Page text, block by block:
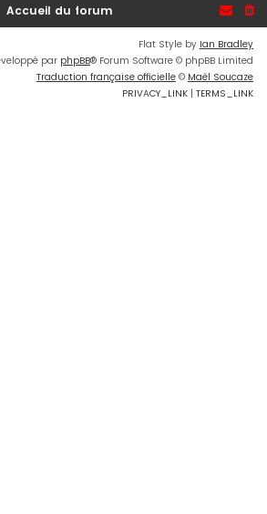
Accueil du forum
Flat Style by Ian Bradley
par phpBB® Forum Software © phpBB Limited
Traduction française officielle © Maël Soucaze
PRIVACY_LINK | TERMS_LINK